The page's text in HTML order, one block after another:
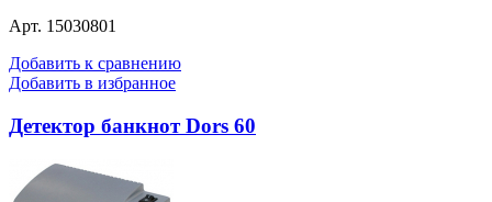
Арт. 15030801
Добавить к сравнению
Добавить в избранное
Детектор банкнот Dors 60